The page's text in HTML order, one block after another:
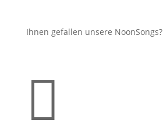
Ihnen gefallen unsere NoonSongs?
